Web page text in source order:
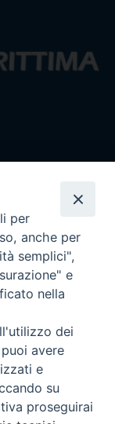
per
anche per
semplici",
e
nella
dei
avere
e
su
proseguirai